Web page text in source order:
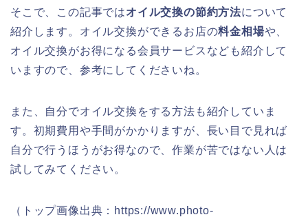
そこで、この記事ではオイル交換の節約方法について
紹介します。オイル交換ができるお店の料金相場や、
オイル交換がお得になる会員サービスなども紹介して
いますので、参考にしてくださいね。
また、自分でオイル交換をする方法も紹介していま
す。初期費用や手間がかかりますが、長い目で見れば
自分で行うほうがお得なので、作業が苦ではない人は
試してみてください。
（トップ画像出典：https://www.photo-